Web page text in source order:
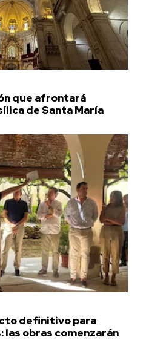
que afrontará
de Santa María
definitivo para
las obras comenzarán